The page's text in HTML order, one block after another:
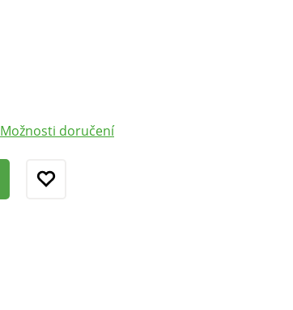
Možnosti doručení